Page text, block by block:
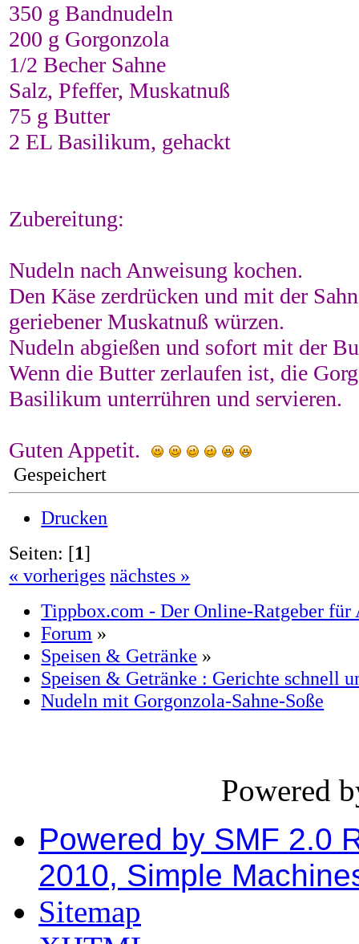
350 g Bandnudeln
200 g Gorgonzola
1/2 Becher Sahne
Salz, Pfeffer, Muskatnuß
75 g Butter
2 EL Basilikum, gehackt
Zubereitung:
Nudeln nach Anweisung kochen.
Den Käse zerdrücken und mit der
geriebener Muskatnuß würzen.
Nudeln abgießen und sofort mit der
Wenn die Butter zerlaufen ist, die
Basilikum unterrühren und servieren.
Guten Appetit.
Gespeichert
Drucken
Seiten: [1]
« vorheriges nächstes »
Tippbox.com - Der Online-Ratgeber für
Forum »
Speisen & Getränke »
Speisen & Getränke : Gerichte schnell
Nudeln mit Gorgonzola-Sahne-Soße
Powered
Powered by SMF 2.0
2010, Simple
Sitemap